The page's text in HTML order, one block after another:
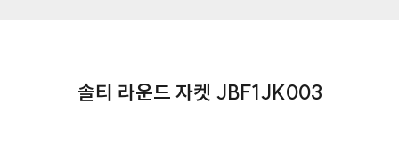
솔티 라운드 자켓 JBF1JK003